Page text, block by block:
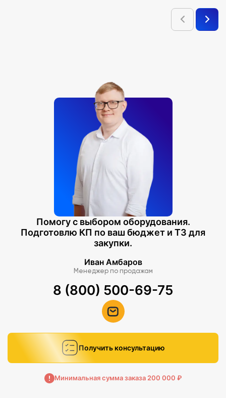
Помогу с выбором оборудования.
Подготовлю КП по ваш бюджет и ТЗ для
закупки.
Иван Амбаров
Менеджер по продажам
8 (800) 500-69-75
Получить консультацию
Минимальная сумма заказа 200 000 ₽